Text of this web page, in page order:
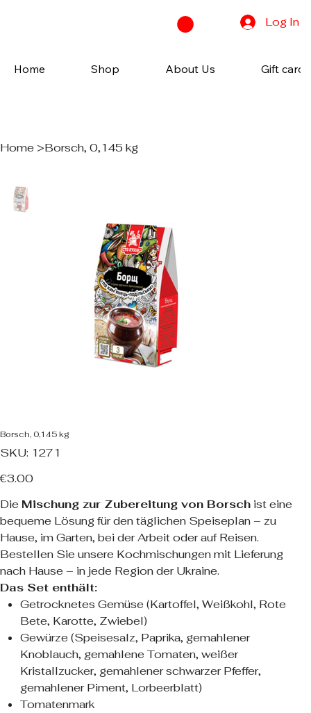
Log In
Home Shop About Us Gift cards
Home >Borsch, 0,145 kg
Borsch, 0,145 kg
SKU:
SKU
1271
1271
Price
€3.00
Die Mischung zur Zubereitung von Borsch ist eine
bequeme Lösung für den täglichen Speiseplan – zu
Hause, im Garten, bei der Arbeit oder auf Reisen.
Bestellen Sie unsere Kochmischungen mit Lieferung
nach Hause – in jede Region der Ukraine.
Das Set enthält:
Getrocknetes Gemüse (Kartoffel, Weißkohl, Rote
Bete, Karotte, Zwiebel)
Gewürze (Speisesalz, Paprika, gemahlener
Knoblauch, gemahlene Tomaten, weißer
Kristallzucker, gemahlener schwarzer Pfeffer,
gemahlener Piment, Lorbeerblatt)
Tomatenmark